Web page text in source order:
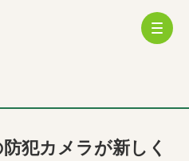
犯カメラが新しく